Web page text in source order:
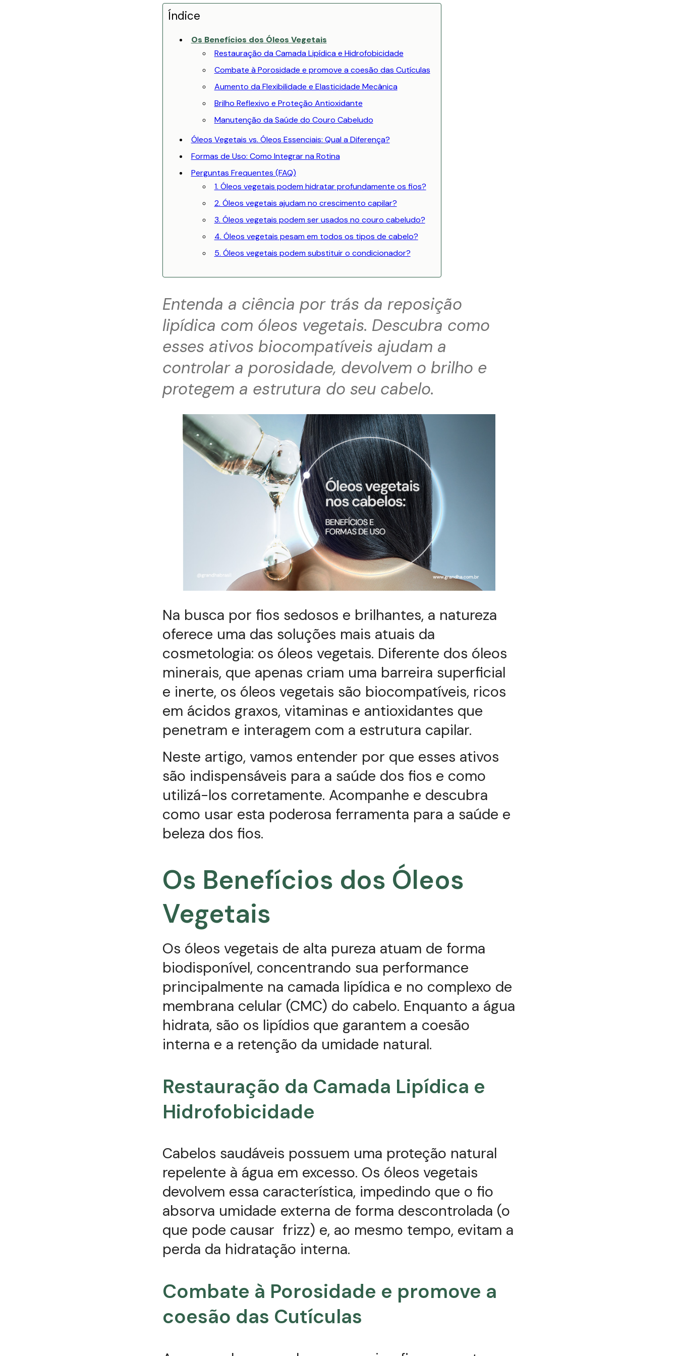
Índice
Os Benefícios dos Óleos Vegetais
Restauração da Camada Lipídica e Hidrofobicidade
Combate à Porosidade e promove a coesão das Cutículas
Aumento da Flexibilidade e Elasticidade Mecânica
Brilho Reflexivo e Proteção Antioxidante
Manutenção da Saúde do Couro Cabeludo
Óleos Vegetais vs. Óleos Essenciais: Qual a Diferença?
Formas de Uso: Como Integrar na Rotina
Perguntas Frequentes (FAQ)
1. Óleos vegetais podem hidratar profundamente os fios?
2. Óleos vegetais ajudam no crescimento capilar?
3. Óleos vegetais podem ser usados no couro cabeludo?
4. Óleos vegetais pesam em todos os tipos de cabelo?
5. Óleos vegetais podem substituir o condicionador?
Entenda a ciência por trás da reposição
lipídica com óleos vegetais. Descubra como
esses ativos biocompatíveis ajudam a
controlar a porosidade, devolvem o brilho e
protegem a estrutura do seu cabelo.
Na busca por fios sedosos e brilhantes, a natureza
oferece uma das soluções mais atuais da
cosmetologia: os óleos vegetais. Diferente dos óleos
minerais, que apenas criam uma barreira superficial
e inerte, os óleos vegetais são biocompatíveis, ricos
em ácidos graxos, vitaminas e antioxidantes que
penetram e interagem com a estrutura capilar.
Neste artigo, vamos entender por que esses ativos
são indispensáveis para a saúde dos fios e como
utilizá-los corretamente. Acompanhe e descubra
como usar esta poderosa ferramenta para a saúde e
beleza dos fios.
Os Benefícios dos Óleos
Vegetais
Os óleos vegetais de alta pureza atuam de forma
biodisponível, concentrando sua performance
principalmente na camada lipídica e no complexo de
membrana celular (CMC) do cabelo. Enquanto a água
hidrata, são os lipídios que garantem a coesão
interna e a retenção da umidade natural.
Restauração da Camada Lipídica e
Hidrofobicidade
Cabelos saudáveis possuem uma proteção natural
repelente à água em excesso. Os óleos vegetais
devolvem essa característica, impedindo que o fio
absorva umidade externa de forma descontrolada (o
que pode causar frizz) e, ao mesmo tempo, evitam a
perda da hidratação interna.
Combate à Porosidade e promove a
coesão das Cutículas